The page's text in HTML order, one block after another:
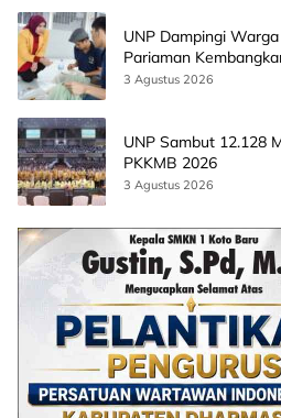
UNP Dampingi
Pariaman
AI
3 Agustus 2026
UNP Sambut 12.128
PKKMB 2026
3 Agustus 2026